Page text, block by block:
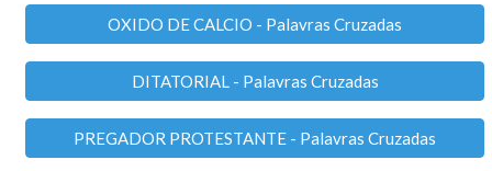
OXIDO DE CALCIO - Palavras Cruzadas
DITATORIAL - Palavras Cruzadas
PREGADOR PROTESTANTE - Palavras Cruzadas